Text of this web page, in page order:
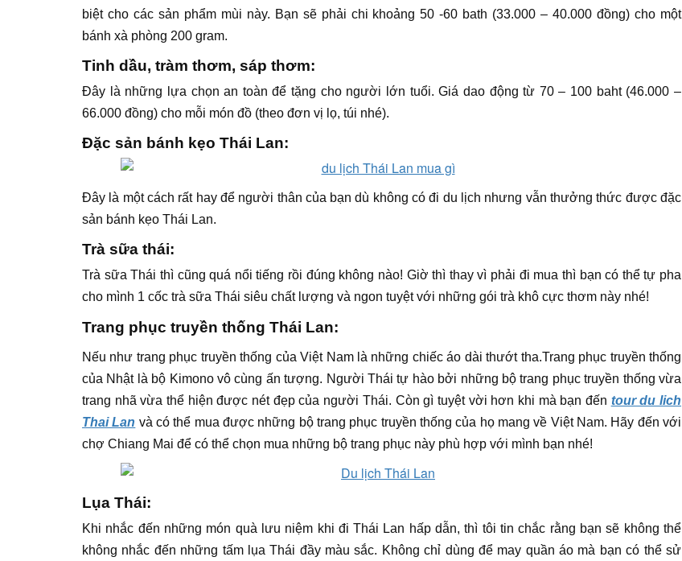
biệt cho các sản phẩm mùi này. Bạn sẽ phải chi khoảng 50 -60 bath (33.000 – 40.000 đồng) cho một
bánh xà phòng 200 gram.
Tinh dầu, tràm thơm, sáp thơm:
Đây là những lựa chọn an toàn để tặng cho người lớn tuổi. Giá dao động từ 70 – 100 baht (46.000 –
66.000 đồng) cho mỗi món đồ (theo đơn vị lọ, túi nhé).
Đặc sản bánh kẹo Thái Lan:
Đây là một cách rất hay để người thân của bạn dù không có đi du lịch nhưng vẫn thưởng thức được đặc
sản bánh kẹo Thái Lan.
Trà sữa thái:
Trà sữa Thái thì cũng quá nổi tiếng rồi đúng không nào! Giờ thì thay vì phải đi mua thì bạn có thể tự pha
cho mình 1 cốc trà sữa Thái siêu chất lượng và ngon tuyệt với những gói trà khô cực thơm này nhé!
Trang phục truyền thống Thái Lan:
Nếu như trang phục truyền thống của Việt Nam là những chiếc áo dài thướt tha.Trang phục truyền thống
của Nhật là bộ Kimono vô cùng ấn tượng. Người Thái tự hào bởi những bộ trang phục truyền thống vừa
trang nhã vừa thể hiện được nét đẹp của người Thái. Còn gì tuyệt vời hơn khi mà bạn đến tour du lich
Thai Lan và có thể mua được những bộ trang phục truyền thống của họ mang về Việt Nam. Hãy đến với
chợ Chiang Mai để có thể chọn mua những bộ trang phục này phù hợp với mình bạn nhé!
Lụa Thái:
Khi nhắc đến những món quà lưu niệm khi đi Thái Lan hấp dẫn, thì tôi tin chắc rằng bạn sẽ không thể
không nhắc đến những tấm lụa Thái đầy màu sắc. Không chỉ dùng để may quần áo mà bạn có thể sử